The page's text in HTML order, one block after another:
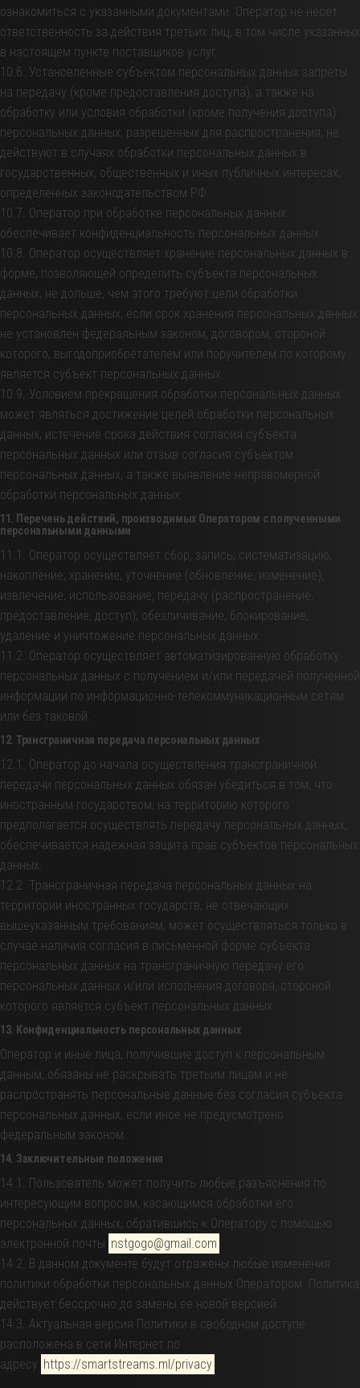
ознакомиться с указанными документами. Оператор не несет
ответственность за действия третьих лиц, в том числе указанных
в настоящем пункте поставщиков услуг.
10.6. Установленные субъектом персональных данных запреты
на передачу (кроме предоставления доступа), а также на
обработку или условия обработки (кроме получения доступа)
персональных данных, разрешенных для распространения, не
действуют в случаях обработки персональных данных в
государственных, общественных и иных публичных интересах,
определенных законодательством РФ.
10.7. Оператор при обработке персональных данных
обеспечивает конфиденциальность персональных данных.
10.8. Оператор осуществляет хранение персональных данных в
форме, позволяющей определить субъекта персональных
данных, не дольше, чем этого требуют цели обработки
персональных данных, если срок хранения персональных данных
не установлен федеральным законом, договором, стороной
которого, выгодоприобретателем или поручителем по которому
является субъект персональных данных.
10.9. Условием прекращения обработки персональных данных
может являться достижение целей обработки персональных
данных, истечение срока действия согласия субъекта
персональных данных или отзыв согласия субъектом
персональных данных, а также выявление неправомерной
обработки персональных данных.
11. Перечень действий, производимых Оператором с полученными
персональными данными
11.1. Оператор осуществляет сбор, запись, систематизацию,
накопление, хранение, уточнение (обновление, изменение),
извлечение, использование, передачу (распространение,
предоставление, доступ), обезличивание, блокирование,
удаление и уничтожение персональных данных.
11.2. Оператор осуществляет автоматизированную обработку
персональных данных с получением и/или передачей полученной
информации по информационно-телекоммуникационным сетям
или без таковой.
12. Трансграничная передача персональных данных
12.1. Оператор до начала осуществления трансграничной
передачи персональных данных обязан убедиться в том, что
иностранным государством, на территорию которого
предполагается осуществлять передачу персональных данных,
обеспечивается надежная защита прав субъектов персональных
данных.
12.2. Трансграничная передача персональных данных на
территории иностранных государств, не отвечающих
вышеуказанным требованиям, может осуществляться только в
случае наличия согласия в письменной форме субъекта
персональных данных на трансграничную передачу его
персональных данных и/или исполнения договора, стороной
которого является субъект персональных данных.
13. Конфиденциальность персональных данных
Оператор и иные лица, получившие доступ к персональным
данным, обязаны не раскрывать третьим лицам и не
распространять персональные данные без согласия субъекта
персональных данных, если иное не предусмотрено
федеральным законом.
14. Заключительные положения
14.1. Пользователь может получить любые разъяснения по
интересующим вопросам, касающимся обработки его
персональных данных, обратившись к Оператору с помощью
электронной почты nstgogo@gmail.com
14.2. В данном документе будут отражены любые изменения
политики обработки персональных данных Оператором. Политика
действует бессрочно до замены ее новой версией.
14.3. Актуальная версия Политики в свободном доступе
расположена в сети Интернет по
адресу https://smartstreams.ml/privacy